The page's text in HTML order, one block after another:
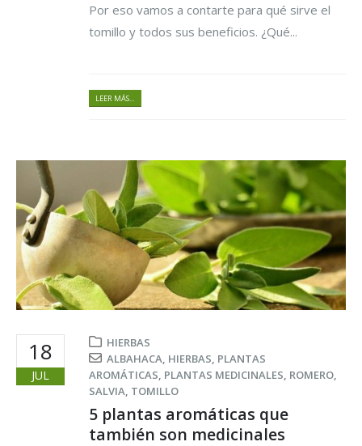
Por eso vamos a contarte para qué sirve el
tomillo y todos sus beneficios. ¿Qué...
LEER MÁS...
18
JUL
HIERBAS
ALBAHACA, HIERBAS, PLANTAS
AROMÁTICAS, PLANTAS MEDICINALES, ROMERO,
SALVIA, TOMILLO
5 plantas aromáticas que
también son medicinales